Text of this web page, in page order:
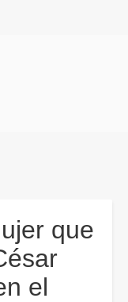
que
el